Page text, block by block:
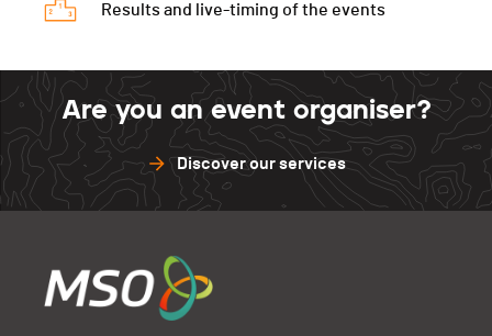
Results and live-timing of the events
Are you an event organiser?
Discover our services